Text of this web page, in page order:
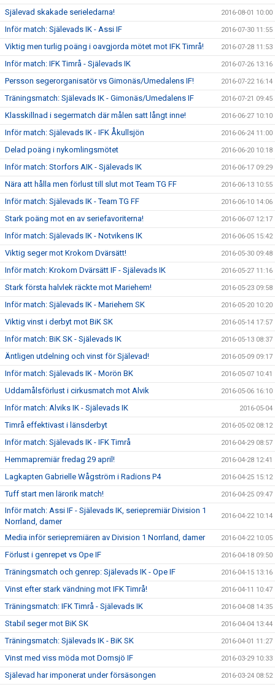
Själevad skakade serieledarna! 2016-08-01 10:00
Inför match: Själevads IK - Assi IF 2016-07-30 11:55
Viktig men turlig poäng i oavgjorda mötet mot IFK Timrå! 2016-07-28 11:53
Inför match: IFK Timrå - Själevads IK 2016-07-26 13:16
Persson segerorganisatör vs Gimonäs/Umedalens IF! 2016-07-22 16:14
Träningsmatch: Själevads IK - Gimonäs/Umedalens IF 2016-07-21 09:45
Klasskillnad i segermatch där målen satt långt inne! 2016-06-27 10:10
Inför match: Själevads IK - IFK Åkullsjön 2016-06-24 11:00
Delad poäng i nykomlingsmötet 2016-06-20 10:18
Inför match: Storfors AIK - Själevads IK 2016-06-17 09:29
Nära att hålla men förlust till slut mot Team TG FF 2016-06-13 10:55
Inför match: Själevads IK - Team TG FF 2016-06-10 14:06
Stark poäng mot en av seriefavoriterna! 2016-06-07 12:17
Inför match: Själevads IK - Notvikens IK 2016-06-05 15:42
Viktig seger mot Krokom Dvärsätt! 2016-05-30 09:48
Inför match: Krokom Dvärsätt IF - Själevads IK 2016-05-27 11:16
Stark första halvlek räckte mot Mariehem! 2016-05-23 09:58
Inför match: Själevads IK - Mariehem SK 2016-05-20 10:20
Viktig vinst i derbyt mot BiK SK 2016-05-14 17:57
Inför match: BiK SK - Själevads IK 2016-05-13 08:37
Äntligen utdelning och vinst för Själevad! 2016-05-09 09:17
Inför match: Själevads IK - Morön BK 2016-05-07 10:41
Uddamålsförlust i cirkusmatch mot Alvik 2016-05-06 16:10
Inför match: Alviks IK - Själevads IK 2016-05-04
Timrå effektivast i länsderbyt 2016-05-02 08:12
Inför match: Själevads IK - IFK Timrå 2016-04-29 08:57
Hemmapremiär fredag 29 april! 2016-04-28 12:41
Lagkapten Gabrielle Wågström i Radions P4 2016-04-25 15:12
Tuff start men lärorik match! 2016-04-25 09:47
Inför match: Assi IF - Själevads IK, seriepremiär Division 1
Norrland, damer
2016-04-22 10:14
Media inför seriepremiären av Division 1 Norrland, damer 2016-04-22 10:05
Förlust i genrepet vs Ope IF 2016-04-18 09:50
Träningsmatch och genrep: Själevads IK - Ope IF 2016-04-15 13:16
Vinst efter stark vändning mot IFK Timrå! 2016-04-11 10:47
Träningsmatch: IFK Timrå - Själevads IK 2016-04-08 14:35
Stabil seger mot BiK SK 2016-04-04 13:44
Träningsmatch: Själevads IK - BiK SK 2016-04-01 11:27
Vinst med viss möda mot Domsjö IF 2016-03-29 10:33
Själevad har imponerat under försäsongen 2016-03-24 08:52